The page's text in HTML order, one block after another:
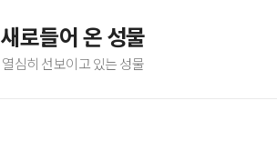
새로들어 온 성물
열심히 선보이고 있는 성물